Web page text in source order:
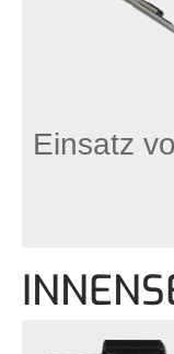
Einsatz